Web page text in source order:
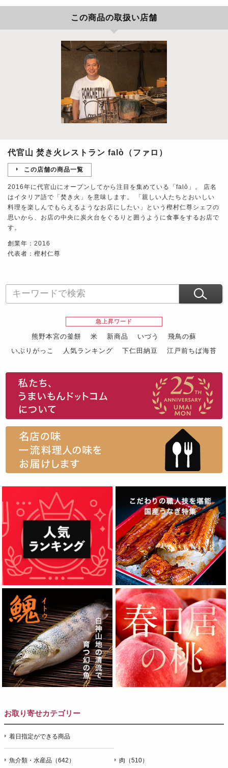
この商品の取扱い店舗
代官山 焚き火レストラン falò（ファロ）
この店舗の商品一覧
2016年に代官山にオープンしてから注目を集めている「falò」。 店名
はイタリア語で「焚き火」を意味します。 「親しい人たちとおいしい
料理を楽しんでもらえるようなお店にしたい」という樫村仁尊シェフの
思いから、お店の中央に炭火台をぐるりと囲うように食事をするお店で
す。
創業年：2016
代表者：樫村仁尊
急上昇ワード
熊野本宮の釜餅 米 新商品 いづう
飛鳥の蘇
いぶりがっこ
人気ランキング 下仁田納豆
江戸前ちば海苔
お取り寄せカテゴリー
着日指定ができる商品
魚介類・水産品（642） 肉（510）